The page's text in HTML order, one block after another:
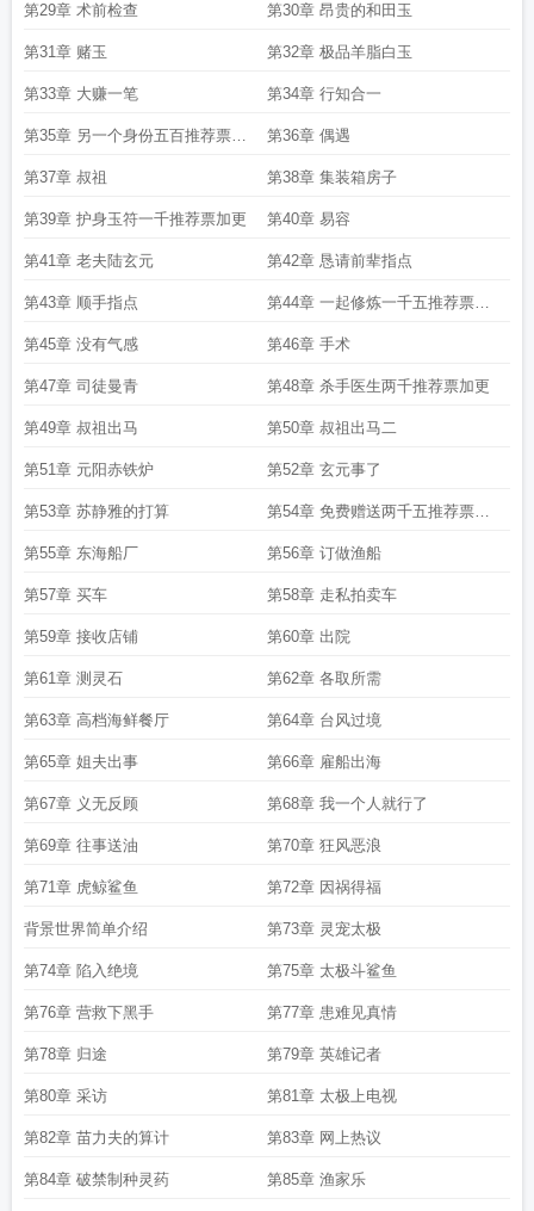
第29章 术前检查 第30章 昂贵的和田玉
第31章 赌玉 第32章 极品羊脂白玉
第33章 大赚一笔 第34章 行知合一
第35章 另一个身份五百推荐票加
更
第36章 偶遇
第37章 叔祖 第38章 集装箱房子
第39章 护身玉符一千推荐票加更 第40章 易容
第41章 老夫陆玄元 第42章 恳请前辈指点
第43章 顺手指点 第44章 一起修炼一千五推荐票加
更
第45章 没有气感 第46章 手术
第47章 司徒曼青 第48章 杀手医生两千推荐票加更
第49章 叔祖出马 第50章 叔祖出马二
第51章 元阳赤铁炉 第52章 玄元事了
第53章 苏静雅的打算 第54章 免费赠送两千五推荐票加
更
第55章 东海船厂 第56章 订做渔船
第57章 买车 第58章 走私拍卖车
第59章 接收店铺 第60章 出院
第61章 测灵石 第62章 各取所需
第63章 高档海鲜餐厅 第64章 台风过境
第65章 姐夫出事 第66章 雇船出海
第67章 义无反顾 第68章 我一个人就行了
第69章 往事送油 第70章 狂风恶浪
第71章 虎鲸鲨鱼 第72章 因祸得福
背景世界简单介绍 第73章 灵宠太极
第74章 陷入绝境 第75章 太极斗鲨鱼
第76章 营救下黑手 第77章 患难见真情
第78章 归途 第79章 英雄记者
第80章 采访 第81章 太极上电视
第82章 苗力夫的算计 第83章 网上热议
第84章 破禁制种灵药 第85章 渔家乐